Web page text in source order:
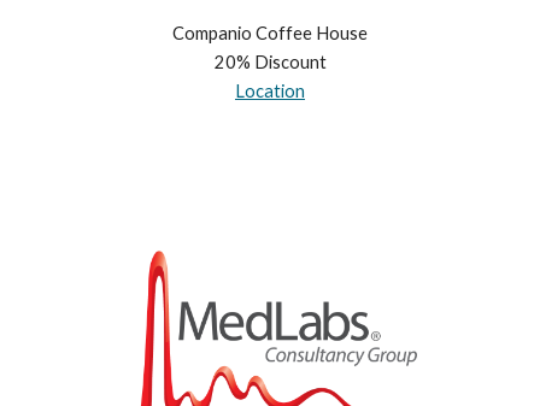
Companio Coffee House
20% Discount
Location